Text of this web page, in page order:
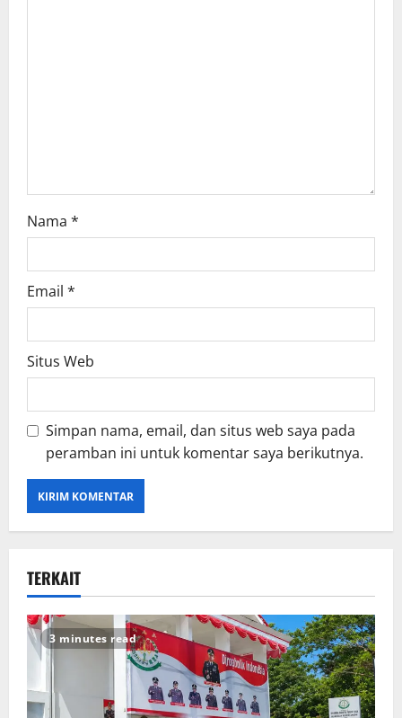
Nama *
Email *
Situs Web
Simpan nama, email, dan situs web saya pada
peramban ini untuk komentar saya berikutnya.
TERKAIT
3 minutes read